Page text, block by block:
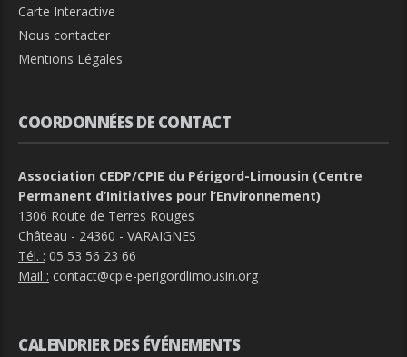
Carte Interactive
Nous contacter
Mentions Légales
COORDONNÉES DE CONTACT
Association CEDP/CPIE du Périgord-Limousin (Centre
Permanent d’Initiatives pour l’Environnement)
1306 Route de Terres Rouges
Château - 24360 - VARAIGNES
Tél. : 05 53 56 23 66
Mail : contact@cpie-perigordlimousin.org
CALENDRIER DES ÉVÉNEMENTS